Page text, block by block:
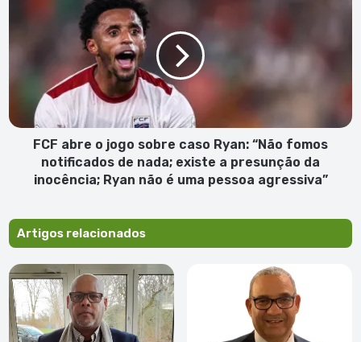
fomos
notificados
nada;
presunção
da
inocência;
Ryan
não
é
uma
FCF abre o jogo sobre caso Ryan: “Não fomos
notificados de nada; existe a presunção da
inocência; Ryan não é uma pessoa agressiva”
Artigos relacionados